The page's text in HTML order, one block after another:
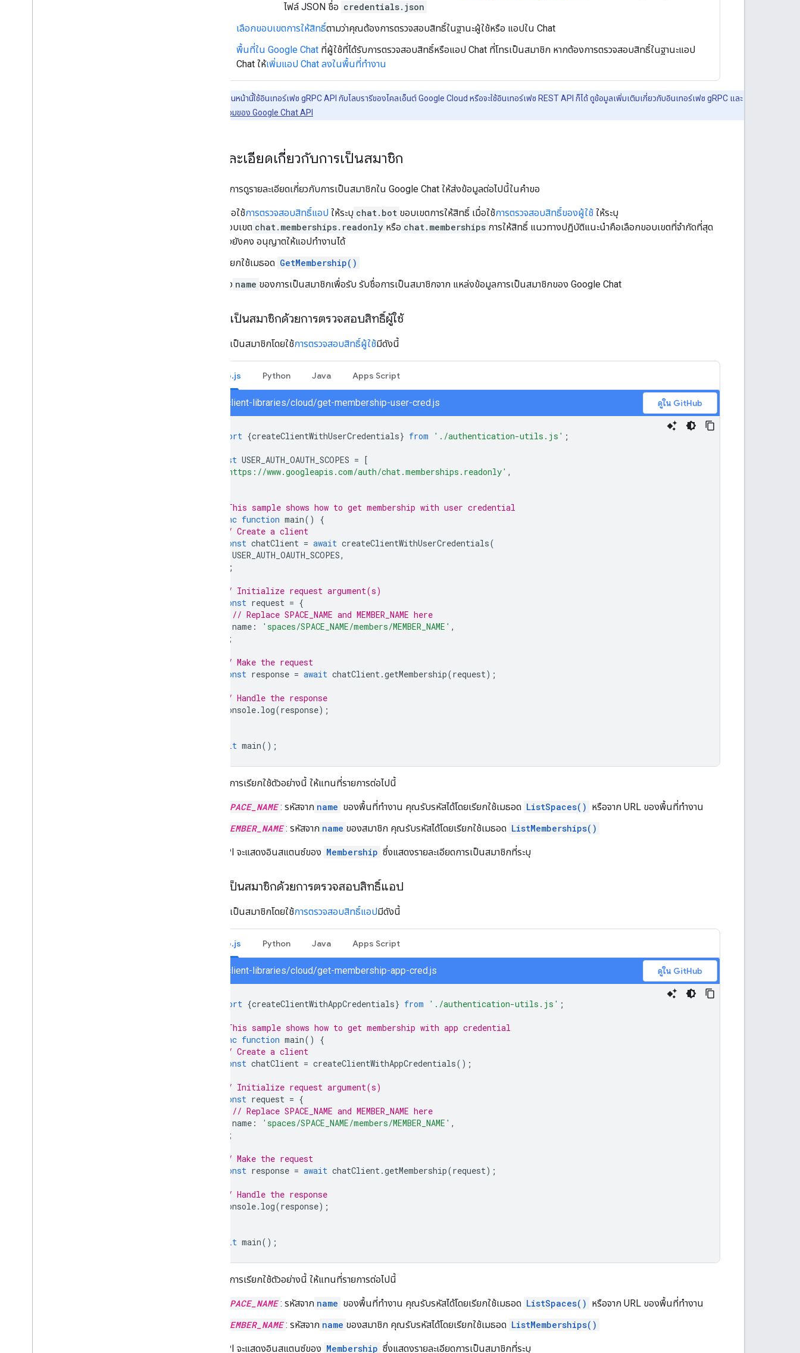
ไฟล์ JSON ชื่อ credentials.json
เลือกขอบเขตการให้สิทธิ์ตามว่าคุณต้องการตรวจสอบสิทธิ์ในฐานะผู้ใช้หรือ แอปใน Chat
พื้นที่ใน Google Chat ที่ผู้ใช้ที่ได้รับการตรวจสอบสิทธิ์หรือแอป Chat ที่โทรเป็นสมาชิก หากต้องการตรวจสอบสิทธิ์ในฐานะแอป
Chat ให้เพิ่มแอป Chat ลงในพื้นที่ทำงาน
ตัวอย่างโค้ดในหน้านี้ใช้อินเทอร์เฟซ gRPC API กับไลบรารีของไคลเอ็นต์ Google Cloud หรือจะใช้อินเทอร์เฟซ REST API ก็ได้ ดูข้อมูลเพิ่มเติมเกี่ยวกับอินเทอร์เฟซ gRPC และ
ภาพรวมของ Google Chat API
ดูรายละเอียดเกี่ยวกับการเป็นสมาชิก
หากต้องการดูรายละเอียดเกี่ยวกับการเป็นสมาชิกใน Google Chat ให้ส่งข้อมูลต่อไปนี้ในคำขอ
เมื่อใช้การตรวจสอบสิทธิ์แอป ให้ระบุ chat.bot ขอบเขตการให้สิทธิ์ เมื่อใช้การตรวจสอบสิทธิ์ของผู้ใช้ ให้ระบุ
ขอบเขต chat.memberships.readonly หรือ chat.memberships การให้สิทธิ์ แนวทางปฏิบัติแนะนำคือเลือกขอบเขตที่จำกัดที่สุด
ซึ่งยังคง อนุญาตให้แอปทำงานได้
เรียกใช้เมธอด GetMembership()
ส่ง name ของการเป็นสมาชิกเพื่อรับ รับชื่อการเป็นสมาชิกจาก แหล่งข้อมูลการเป็นสมาชิกของ Google Chat
รับการเป็นสมาชิกด้วยการตรวจสอบสิทธิ์ผู้ใช้
วิธีสมัครเป็นสมาชิกโดยใช้การตรวจสอบสิทธิ์ผู้ใช้มีดังนี้
Node.js Python Java Apps Script
chat/client-libraries/cloud/get-membership-user-cred.js ดูใน GitHub
import {createClientWithUserCredentials} from './authentication-utils.js' ;
const USER_AUTH_OAUTH_SCOPES = [
'https://www.googleapis.com/auth/chat.memberships.readonly' ,
// This sample shows how to get membership with user credential
async function main()
{
// Create a client
const chatClient = await createClientWithUserCredentials(
USER_AUTH_OAUTH_SCOPES,
);
// Initialize request argument(s)
const request = {
// Replace SPACE_NAME and MEMBER_NAME here
name : 'spaces/SPACE_NAME/members/MEMBER_NAME' ,
};
// Make the request
const response = await chatClient.getMembership(request);
// Handle the response
console. log(response);
await main();
หากต้องการเรียกใช้ตัวอย่างนี้ ให้แทนที่รายการต่อไปนี้
SPACE_NAME : รหัสจาก name ของพื้นที่ทำงาน คุณรับรหัสได้โดยเรียกใช้เมธอด ListSpaces() หรือจาก URL ของพื้นที่ทำงาน
MEMBER_NAME : รหัสจาก name ของสมาชิก คุณรับรหัสได้โดยเรียกใช้เมธอด ListMemberships()
Chat API จะแสดงอินสแตนซ์ของ Membership ซึ่งแสดงรายละเอียดการเป็นสมาชิกที่ระบุ
สมัครเป็นสมาชิกด้วยการตรวจสอบสิทธิ์แอป
วิธีสมัครเป็นสมาชิกโดยใช้การตรวจสอบสิทธิ์แอปมีดังนี้
Node.js Python Java Apps Script
chat/client-libraries/cloud/get-membership-app-cred.js ดูใน GitHub
import {createClientWithAppCredentials} from './authentication-utils.js' ;
// This sample shows how to get membership with app credential
async function main()
{
// Create a client
const chatClient = createClientWithAppCredentials();
// Initialize request argument(s)
const request = {
// Replace SPACE_NAME and MEMBER_NAME here
name : 'spaces/SPACE_NAME/members/MEMBER_NAME' ,
};
// Make the request
const response = await chatClient.getMembership(request);
// Handle the response
console. log(response);
await main();
หากต้องการเรียกใช้ตัวอย่างนี้ ให้แทนที่รายการต่อไปนี้
SPACE_NAME : รหัสจาก name ของพื้นที่ทำงาน คุณรับรหัสได้โดยเรียกใช้เมธอด ListSpaces() หรือจาก URL ของพื้นที่ทำงาน
MEMBER_NAME : รหัสจาก name ของสมาชิก คุณรับรหัสได้โดยเรียกใช้เมธอด ListMemberships()
Chat API จะแสดงอินสแตนซ์ของ Membership ซึ่งแสดงรายละเอียดการเป็นสมาชิกที่ระบุ